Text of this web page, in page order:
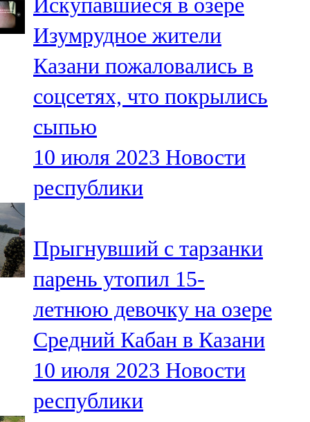
106,2 FM
Минзәлә
107,3 FM
Мөслим
100,0 FM
Нурлат
104,7 FM
71,42 FM
Сарман
107,8 FM
Теләче
106,1 FM
Түбән Кама
Искупавшиеся в озере
Изумрудное жители
Казани пожаловались в
соцсетях, что покрылись
сыпью
10 июля 2023 Новости
республики
Прыгнувший с тарзанки
парень утопил 15-
летнюю девочку на озере
Средний Кабан в Казани
10 июля 2023 Новости
республики